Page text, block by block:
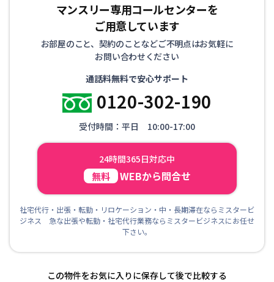
マンスリー専用コールセンターを
ご用意しています
お部屋のこと、契約のことなどご不明点はお気軽に
お問い合わせください
通話料無料で安心サポート
0120-302-190
受付時間：平日 10:00-17:00
24時間365日対応中
無料 WEBから問合せ
社宅代行・出張・転勤・リロケーション・中・長期滞在ならミスタービ
ジネス 急な出張や転勤・社宅代行業務ならミスタービジネスにお任せ
下さい。
この物件をお気に入りに保存して後で比較する